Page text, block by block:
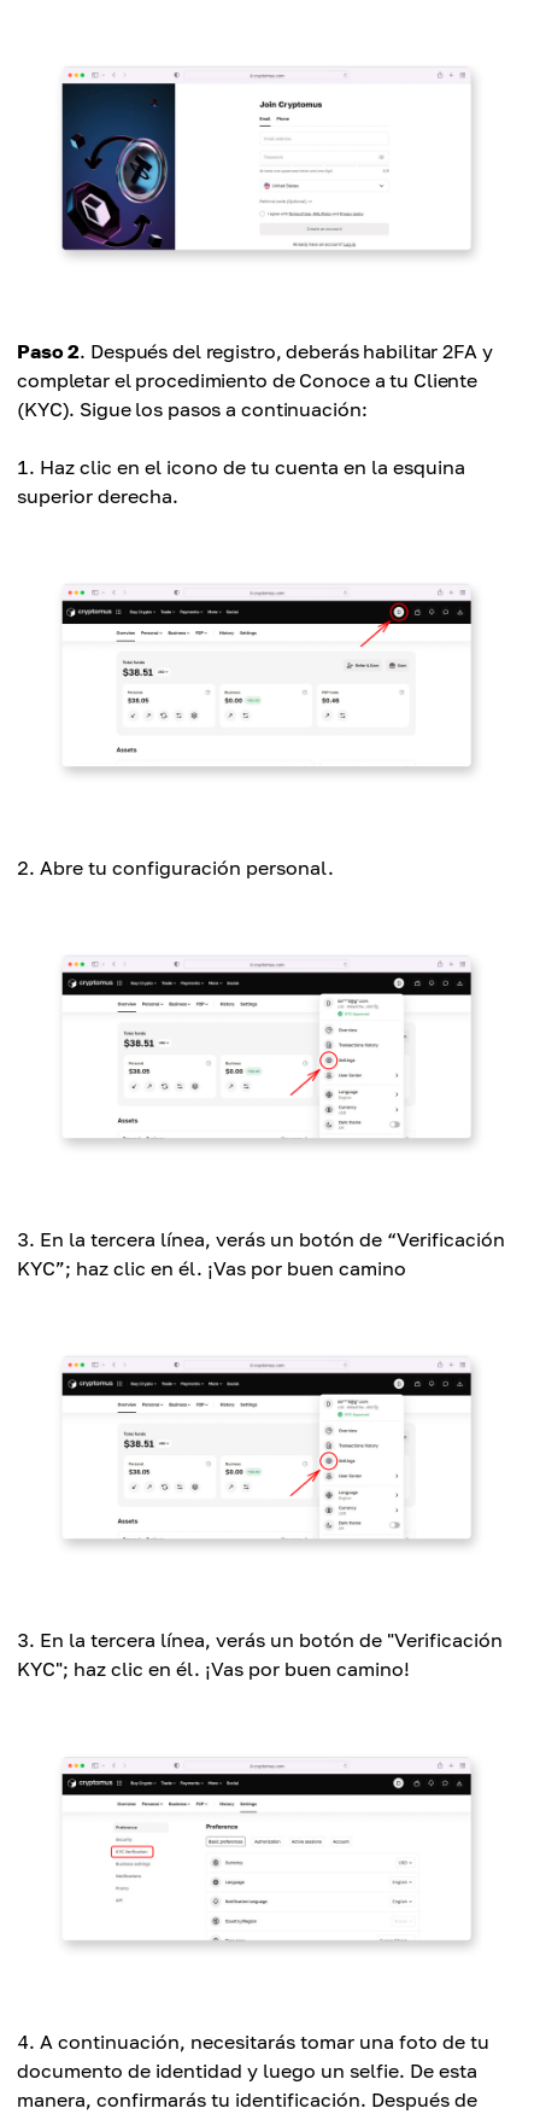
Paso 2. Después del registro, deberás habilitar 2FA y
completar el procedimiento de Conoce a tu Cliente
(KYC). Sigue los pasos a continuación:
Haz clic en el icono de tu cuenta en la esquina
superior derecha.
Abre tu configuración personal.
En la tercera línea, verás un botón de “Verificación
KYC”; haz clic en él. ¡Vas por buen camino
En la tercera línea, verás un botón de "Verificación
KYC"; haz clic en él. ¡Vas por buen camino!
A continuación, necesitarás tomar una foto de tu
documento de identidad y luego un selfie. De esta
manera, confirmarás tu identificación. Después de